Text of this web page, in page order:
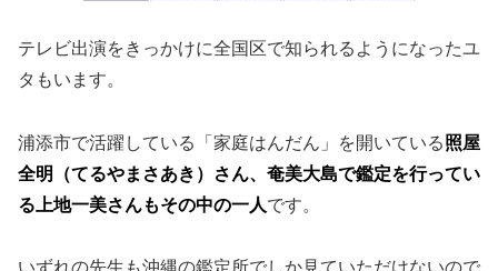
テレビ出演をきっかけに全国区で知られるようになったユ
タもいます。
浦添市で活躍している「家庭はんだん」を開いている照屋
全明（てるやまさあき）さん、奄美大島で鑑定を行ってい
る上地一美さんもその中の一人です。